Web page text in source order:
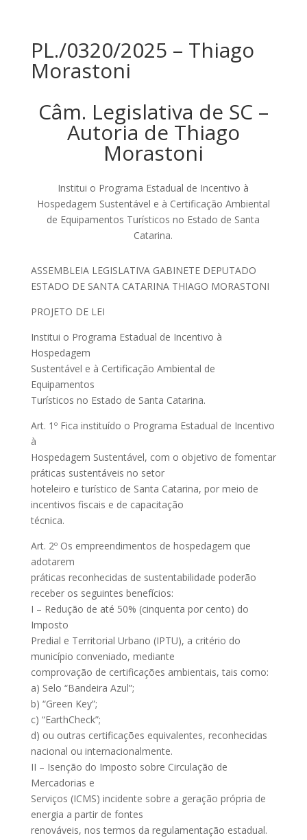
PL./0320/2025 – Thiago
Morastoni
Câm. Legislativa de SC –
Autoria de Thiago
Morastoni
Institui o Programa Estadual de Incentivo à
Hospedagem Sustentável e à Certificação Ambiental
de Equipamentos Turísticos no Estado de Santa
Catarina.
ASSEMBLEIA LEGISLATIVA GABINETE DEPUTADO
ESTADO DE SANTA CATARINA THIAGO MORASTONI
PROJETO DE LEI
Institui o Programa Estadual de Incentivo à
Hospedagem
Sustentável e à Certificação Ambiental de
Equipamentos
Turísticos no Estado de Santa Catarina.
Art. 1º Fica instituído o Programa Estadual de Incentivo
à
Hospedagem Sustentável, com o objetivo de fomentar
práticas sustentáveis no setor
hoteleiro e turístico de Santa Catarina, por meio de
incentivos fiscais e de capacitação
técnica.
Art. 2º Os empreendimentos de hospedagem que
adotarem
práticas reconhecidas de sustentabilidade poderão
receber os seguintes benefícios:
I – Redução de até 50% (cinquenta por cento) do
Imposto
Predial e Territorial Urbano (IPTU), a critério do
município conveniado, mediante
comprovação de certificações ambientais, tais como:
a) Selo “Bandeira Azul”;
b) “Green Key”;
c) “EarthCheck”;
d) ou outras certificações equivalentes, reconhecidas
nacional ou internacionalmente.
II – Isenção do Imposto sobre Circulação de
Mercadorias e
Serviços (ICMS) incidente sobre a geração própria de
energia a partir de fontes
renováveis, nos termos da regulamentação estadual.